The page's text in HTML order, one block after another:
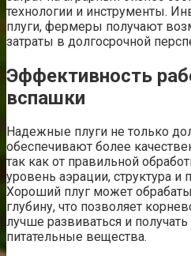
технологии и инструменты.
плуги, фермеры получают
затраты в долгосрочной
Эффективность
вспашки
Надежные плуги не только
обеспечивают более
так как от правильной
уровень аэрации, структура и
Хороший плуг может
глубину, что позволяет
лучше развиваться и
питательные вещества.